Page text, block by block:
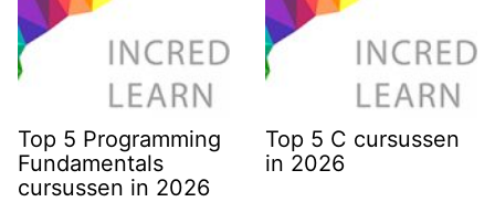
Top 5 Programming
Fundamentals
cursussen in 2026
Top 5 C cursussen
in 2026